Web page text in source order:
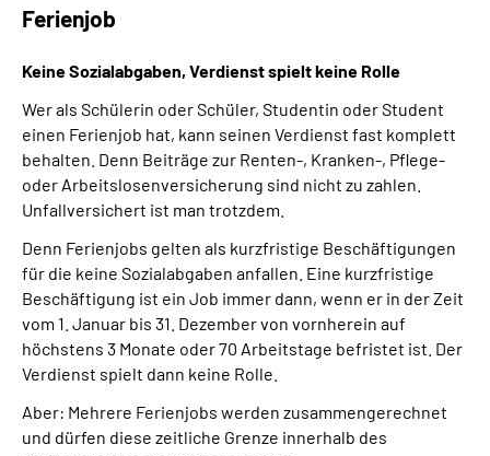
Ferienjob
Keine Sozialabgaben, Verdienst spielt keine Rolle
Wer als Schülerin oder Schüler, Studentin oder Student
einen Ferienjob hat, kann seinen Verdienst fast komplett
behalten. Denn Beiträge zur Renten-, Kranken-, Pflege-
oder Arbeitslosenversicherung sind nicht zu zahlen.
Unfallversichert ist man trotzdem.
Denn Ferienjobs gelten als kurzfristige Beschäftigungen
für die keine Sozialabgaben anfallen. Eine kurzfristige
Beschäftigung ist ein Job immer dann, wenn er in der Zeit
vom 1. Januar bis 31. Dezember von vornherein auf
höchstens 3 Monate oder 70 Arbeitstage befristet ist. Der
Verdienst spielt dann keine Rolle.
Aber: Mehrere Ferienjobs werden zusammengerechnet
und dürfen diese zeitliche Grenze innerhalb des